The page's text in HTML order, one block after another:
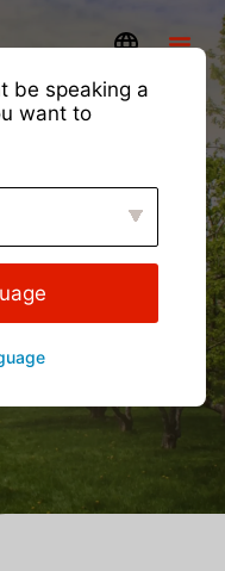
offre
be speaking a
want to